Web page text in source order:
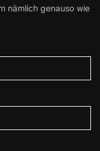
nämlich genauso wie